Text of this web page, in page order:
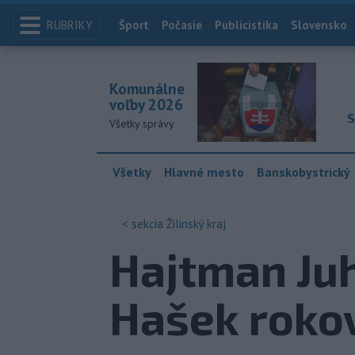
RUBRIKY Index
Šport Počasie Publicistika Slovensko
Komunálne
voľby 2026
Všetky správy
Všetky Hlavné mesto Banskobystrický
< sekcia Žilinský kraj
Hajtman
Hašek